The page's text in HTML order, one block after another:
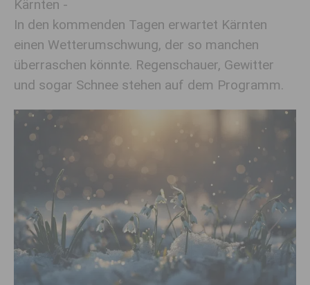
Kärnten -
In den kommenden Tagen erwartet Kärnten
einen Wetterumschwung, der so manchen
überraschen könnte. Regenschauer, Gewitter
und sogar Schnee stehen auf dem Programm.